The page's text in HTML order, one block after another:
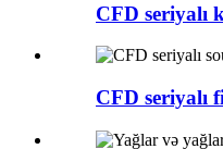
CFD seriyalı
CFD seriyalı